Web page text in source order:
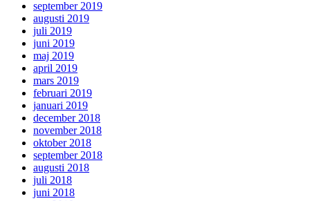
september 2019
augusti 2019
juli 2019
juni 2019
maj 2019
april 2019
mars 2019
februari 2019
januari 2019
december 2018
november 2018
oktober 2018
september 2018
augusti 2018
juli 2018
juni 2018